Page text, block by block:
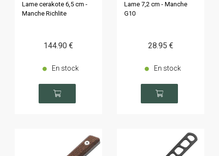
Lame cerakote 6,5 cm -
Manche Richlite
144.90 €
En stock
Lame 7,2 cm - Manche
G10
28.95 €
En stock